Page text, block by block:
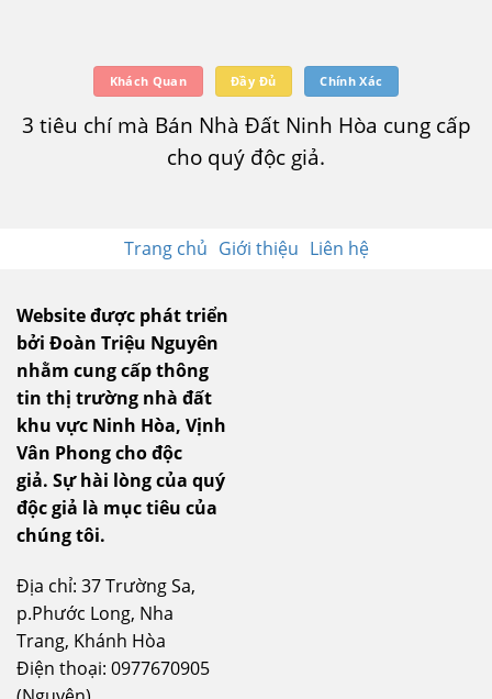
Khách Quan Đầy Đủ Chính Xác
3 tiêu chí mà Bán Nhà Đất Ninh Hòa cung cấp
cho quý độc giả.
Trang chủ Giới thiệu Liên hệ
Website được phát triển
bởi Đoàn Triệu Nguyên
nhằm cung cấp thông
tin thị trường nhà đất
khu vực Ninh Hòa, Vịnh
Vân Phong cho độc
giả. Sự hài lòng của quý
độc giả là mục tiêu của
chúng tôi.
Địa chỉ: 37 Trường Sa,
p.Phước Long, Nha
Trang, Khánh Hòa
Điện thoại: 0977670905